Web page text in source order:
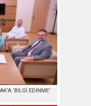
‘BİLGİ EDİNME’